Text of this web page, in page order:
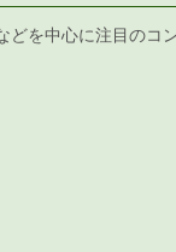
どを中心に注目のコ